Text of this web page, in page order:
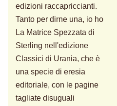
edizioni raccapriccianti.
Tanto per dirne una, io ho
La Matrice Spezzata di
Sterling nell'edizione
Classici di Urania, che è
una specie di eresia
editoriale, con le pagine
tagliate disuguali